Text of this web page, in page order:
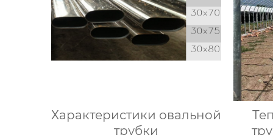
Характеристики овальной
трубки